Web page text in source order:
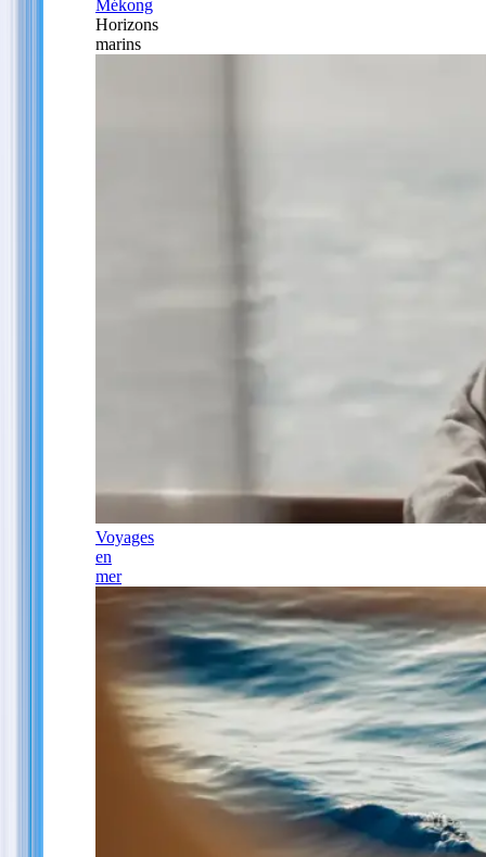
Mékong
Horizons
marins
Voyages
en
mer